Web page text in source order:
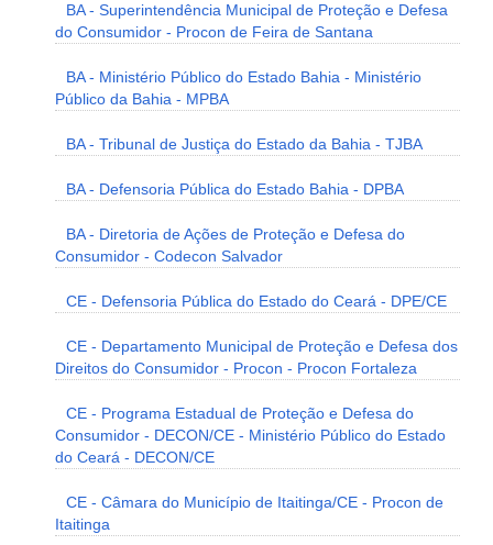
BA - Superintendência Municipal de Proteção e Defesa
do Consumidor - Procon de Feira de Santana
BA - Ministério Público do Estado Bahia - Ministério
Público da Bahia - MPBA
BA - Tribunal de Justiça do Estado da Bahia - TJBA
BA - Defensoria Pública do Estado Bahia - DPBA
BA - Diretoria de Ações de Proteção e Defesa do
Consumidor - Codecon Salvador
CE - Defensoria Pública do Estado do Ceará - DPE/CE
CE - Departamento Municipal de Proteção e Defesa dos
Direitos do Consumidor - Procon - Procon Fortaleza
CE - Programa Estadual de Proteção e Defesa do
Consumidor - DECON/CE - Ministério Público do Estado
do Ceará - DECON/CE
CE - Câmara do Município de Itaitinga/CE - Procon de
Itaitinga